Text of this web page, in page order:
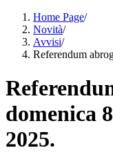
Home Page/
Novità/
Avvisi/
Referendum
domenica
2025.